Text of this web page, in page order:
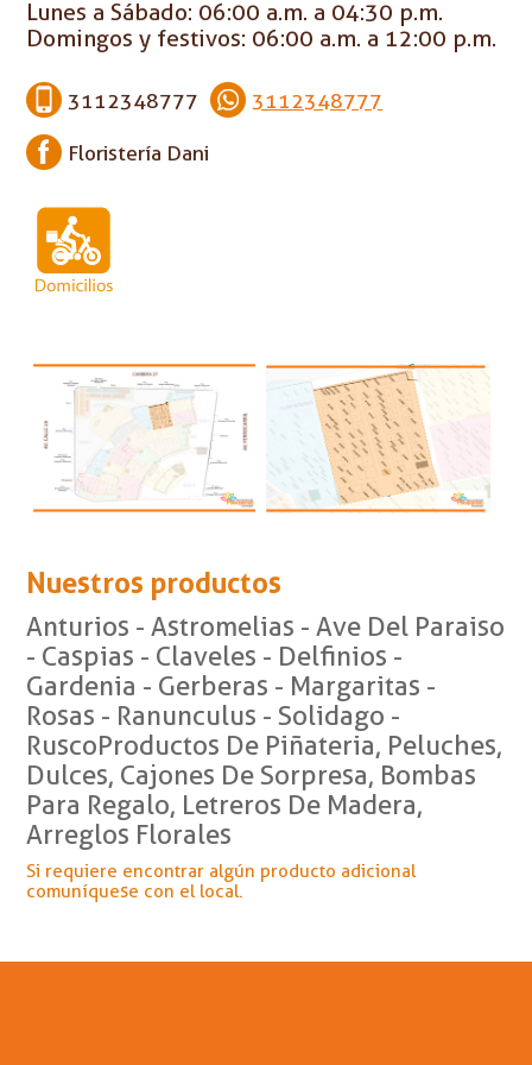
Lunes a Sábado: 06:00 a.m. a 04:30 p.m.
Domingos y festivos: 06:00 a.m. a 12:00 p.m.
3112348777 3112348777
Floristería Dani
Nuestros productos
Anturios - Astromelias - Ave Del Paraiso
- Caspias - Claveles - Delfinios -
Gardenia - Gerberas - Margaritas -
Rosas - Ranunculus - Solidago -
RuscoProductos De Piñateria, Peluches,
Dulces, Cajones De Sorpresa, Bombas
Para Regalo, Letreros De Madera,
Arreglos Florales
Si requiere encontrar algún producto adicional
comuníquese con el local.